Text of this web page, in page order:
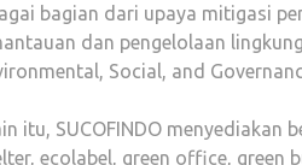
bagian dari upaya mitigasi
dan pengelolaan
Social, and
itu, SUCOFINDO
ecolabel, green office, green